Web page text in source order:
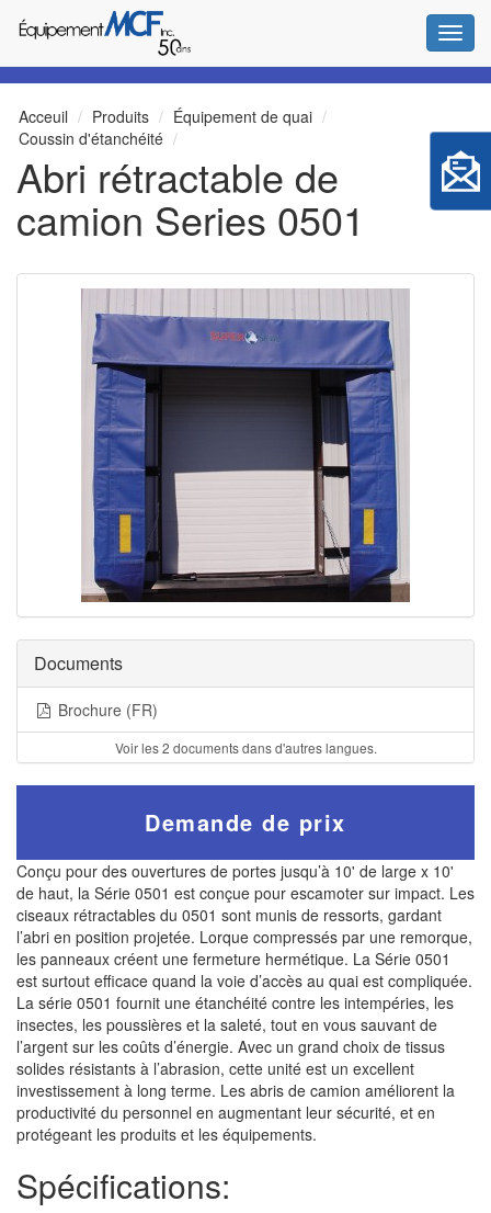
Acceuil Produits
Équipement de quai
Coussin d'étanchéité
Abri rétractable de
camion Series 0501
Documents
Brochure (FR)
Voir les 2 documents dans d'autres langues.
Demande de prix
Conçu pour des ouvertures de portes jusqu’à 10' de large x 10'
de haut, la Série 0501 est conçue pour escamoter sur impact. Les
ciseaux rétractables du 0501 sont munis de ressorts, gardant
l’abri en position projetée. Lorque compressés par une remorque,
les panneaux créent une fermeture hermétique. La Série 0501
est surtout efficace quand la voie d’accès au quai est compliquée.
La série 0501 fournit une étanchéité contre les intempéries, les
insectes, les poussières et la saleté, tout en vous sauvant de
l’argent sur les coûts d’énergie. Avec un grand choix de tissus
solides résistants à l’abrasion, cette unité est un excellent
investissement à long terme. Les abris de camion améliorent la
productivité du personnel en augmentant leur sécurité, et en
protégeant les produits et les équipements.
Spécifications: